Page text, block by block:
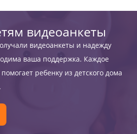
видеоанкеты
видеоанкеты и надежду
ваша поддержка. Каждое
ребенку из детского дома